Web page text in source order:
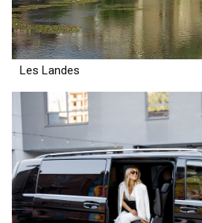
Les Landes